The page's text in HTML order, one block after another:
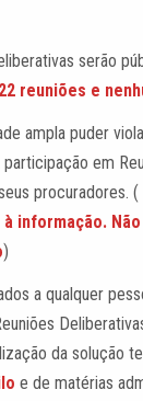
serão
22 reuniões e
ampla puder
em
procuradores. (
informação.
)
a qualquer
da solução
e de matérias